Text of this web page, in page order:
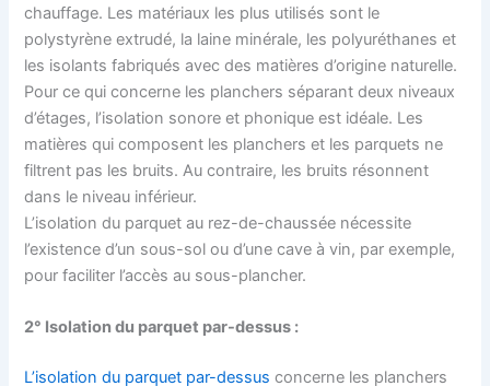
chauffage. Les matériaux les plus utilisés sont le
polystyrène extrudé, la laine minérale, les polyuréthanes et
les isolants fabriqués avec des matières d’origine naturelle.
Pour ce qui concerne les planchers séparant deux niveaux
d’étages, l’isolation sonore et phonique est idéale. Les
matières qui composent les planchers et les parquets ne
filtrent pas les bruits. Au contraire, les bruits résonnent
dans le niveau inférieur.
L’isolation du parquet au rez-de-chaussée nécessite
l’existence d’un sous-sol ou d’une cave à vin, par exemple,
pour faciliter l’accès au sous-plancher.
2° Isolation du parquet par-dessus :
L’isolation du parquet par-dessus concerne les planchers